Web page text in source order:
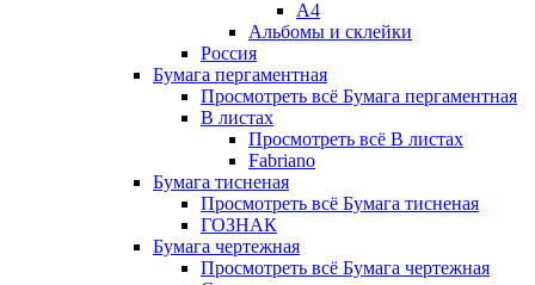
А4
Альбомы и склейки
Россия
Бумага пергаментная
Просмотреть всё Бумага пергаментная
В листах
Просмотреть всё В листах
Fabriano
Бумага тисненая
Просмотреть всё Бумага тисненая
ГОЗНАК
Бумага чертежная
Просмотреть всё Бумага чертежная